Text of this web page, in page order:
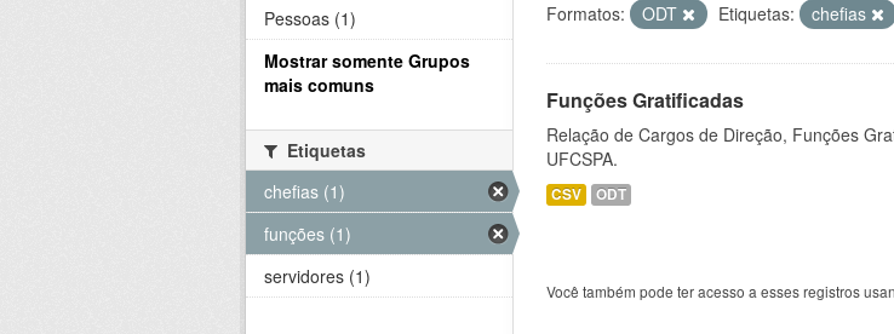
Formatos: ODT Etiquetas: chefias
Funções Gratificadas
Relação de Cargos de Direção, Funções
UFCSPA.
CSV ODT
Você também pode ter acesso a esses registros
Pessoas (1)
Mostrar somente Grupos
mais comuns
Etiquetas
chefias (1)
funções (1)
servidores (1)